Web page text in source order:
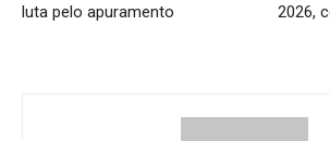
luta pelo apuramento
2026,